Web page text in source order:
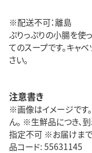
※配送不可：離島
ぷりっぷりの小腸を使
てのスープです。キャ
さい。
注意書き
※画像はイメージです
ん。 ※生鮮品につき、
指定不可 ※お届けまで
品コード: 55631145